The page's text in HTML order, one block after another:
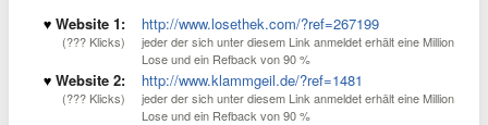
Website 1:
(??? Klicks)
http://www.losethek.com/?ref=267199
jeder der sich unter diesem Link anmeldet erhält eine Million
Lose und ein Refback von 90 %
Website 2:
(??? Klicks)
http://www.klammgeil.de/?ref=1481
jeder der sich unter diesem Link anmeldet erhält eine Million
Lose und ein Refback von 90 %